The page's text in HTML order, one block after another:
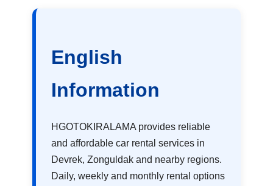
English
Information
HGOTOKIRALAMA provides reliable
and affordable car rental services in
Devrek, Zonguldak and nearby regions.
Daily, weekly and monthly rental options